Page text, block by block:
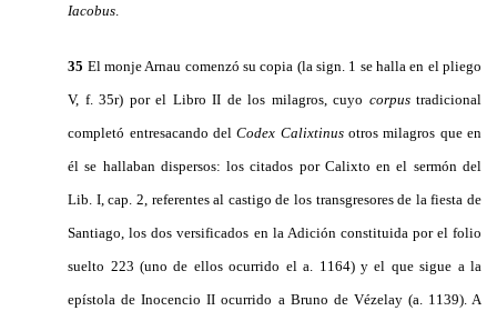
Iacobus
35 El monje Arnau comenzó su copia (la sign. 1 se halla en el pliego
V, f. 35r) por el Libro II de los milagros, cuyo corpus tradicional
completó entresacando delCodex Calixtinus otros milagros que en
él se hallaban dispersos: los citados por Calixto en el sermón del
Lib. I, cap. 2, referentes al castigo de los transgresores de la fiesta de
Santiago, los dos versificados en la Adición constituida por el folio
suelto 223 (uno de ellos ocurrido el a. 1164) y el que sigue a la
epístola de Inocencio II ocurrido a Bruno de Vézelay (a. 1139). A